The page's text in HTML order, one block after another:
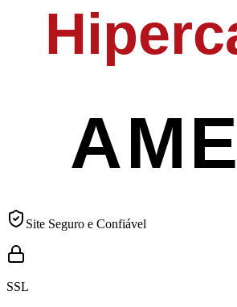
Site Seguro e Confiável
SSL